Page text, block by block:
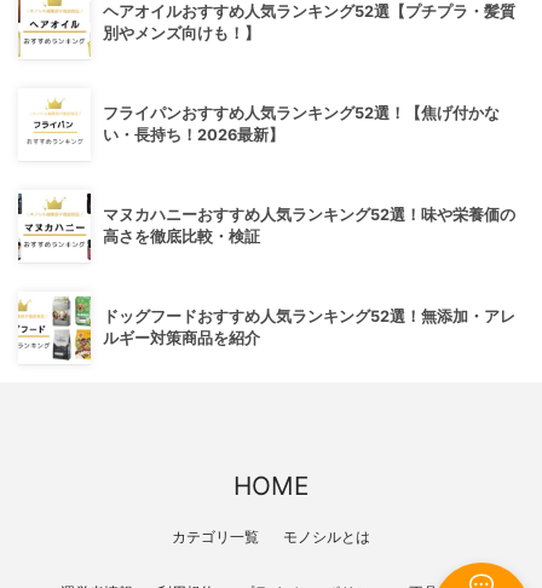
ヘアオイルおすすめ人気ランキング52選【プチプラ・髪質
別やメンズ向けも！】
フライパンおすすめ人気ランキング52選！【焦げ付かな
い・長持ち！2026最新】
マヌカハニーおすすめ人気ランキング52選！味や栄養価の
高さを徹底比較・検証
ドッグフードおすすめ人気ランキング52選！無添加・アレ
ルギー対策商品を紹介
HOME
カテゴリ一覧 モノシルとは